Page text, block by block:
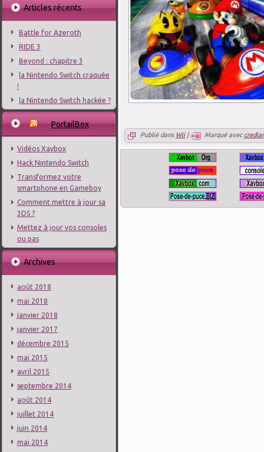
Articles récents
Battle for Azeroth
RIDE 3
Beyond : chapitre 3
la Nintendo Switch craquée
!
la Nintendo Switch hackée ?
PortailBox
Vidéos Xavbox
Hack Nintendo Switch
Transformez votre
smartphone en Gameboy
Comment mettre à jour sa
3DS ?
Mettez à jour vos consoles
ou pas
Archives
août 2018
mai 2018
janvier 2018
janvier 2017
décembre 2015
mai 2015
avril 2015
septembre 2014
août 2014
juillet 2014
juin 2014
mai 2014
Publié dans Wii| Marqué avec crediar